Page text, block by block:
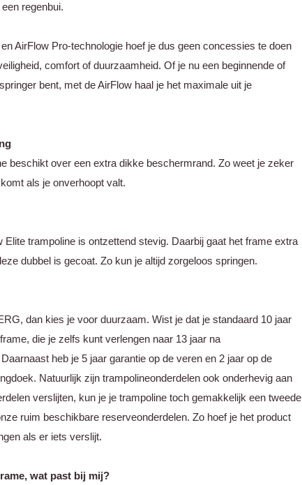
regenbui.
AirFlow Pro-technologie hoef je dus geen concessies te doen
comfort of duurzaamheid. Of je nu een beginnende of
bent, met de AirFlow haal je het maximale uit je
beschikt over een extra dikke beschermrand. Zo weet je zeker
als je onverhoopt valt.
Elite trampoline is ontzettend stevig. Daarbij gaat het frame extra
dubbel is gecoat. Zo kun je altijd zorgeloos springen.
dan kies je voor duurzaam. Wist je dat je standaard 10 jaar
die je zelfs kunt verlengen naar 13 jaar na
heb je 5 jaar garantie op de veren en 2 jaar op de
Natuurlijk zijn trampolineonderdelen ook onderhevig aan
verslijten, kun je je trampoline toch gemakkelijk een tweede
ruim beschikbare reserveonderdelen. Zo hoef je het product
als er iets verslijt.
wat past bij mij?